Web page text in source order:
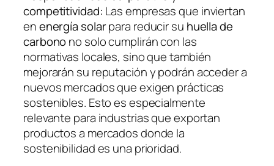
competitividad: Las empresas que inviertan
enenergía solarpara reducir su huella de
carbonono solo cumplirán con las
normativas locales, sino que también
mejorarán su reputación y podrán acceder a
nuevos mercados que exigen prácticas
sostenibles. Esto es especialmente
relevante para industrias que exportan
productos a mercados donde la
sostenibilidad es una prioridad.